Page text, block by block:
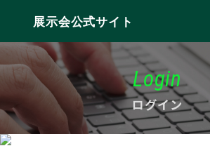
展示会公式サイト
Login
ログイン